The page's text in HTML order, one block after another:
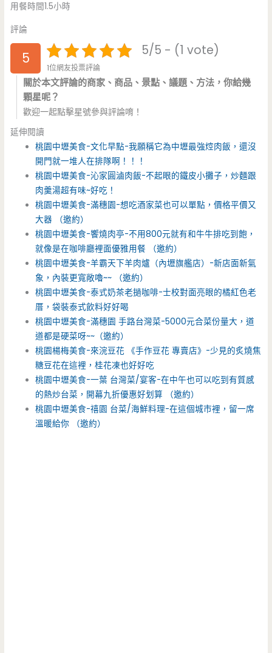
用餐時間1.5小時
評論
5 5/5 - (1 vote)
1位網友投票評論
關於本文評論的商家、商品、景點、議題、方法，你給幾
顆星呢？
歡迎一起點擊星號參與評論唷！
延伸閱讀
桃園中壢美食-文化早點-我願稱它為中壢最強焢肉飯，還沒
開門就一堆人在排隊啊！！！
桃園中壢美食-沁家圓滷肉飯-不起眼的鐵皮小攤子，炒麵跟
肉羹湯超有味~好吃！
桃園中壢美食-滿穗園-想吃酒家菜也可以單點，價格平價又
大器 （邀約）
桃園中壢美食-饗燒肉亭-不用800元就有和牛牛排吃到飽，
就像是在咖啡廳裡面優雅用餐 （邀約）
桃園中壢美食-羊霸天下羊肉爐（內壢旗艦店）-新店面新氣
象，內裝更寬敞嚕~~ （邀約）
桃園中壢美食-泰式奶茶老撾咖啡-士校對面亮眼的橘紅色老
厝，袋裝泰式飲料好好喝
桃園中壢美食-滿穗園 手路台灣菜-5000元合菜份量大，道
道都是硬菜呀~~（邀約）
桃園楊梅美食-來浣豆花 《手作豆花 專賣店》-少見的炙燒焦
糖豆花在這裡，桂花凍也好好吃
桃園中壢美食-一葉 台灣菜/宴客-在中午也可以吃到有質感
的熱炒台菜，開幕九折優惠好划算 （邀約）
桃園中壢美食-禧園 台菜/海鮮料理-在這個城市裡，留一席
溫暖給你 （邀約）